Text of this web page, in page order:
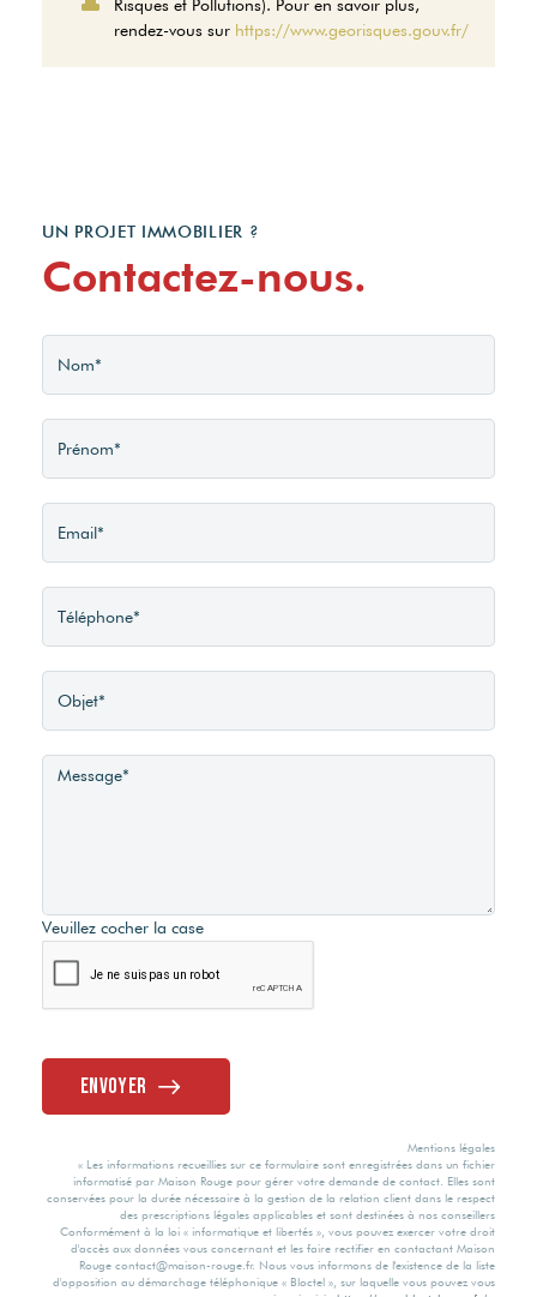
d'énergie pour un usage
standard entre 1300€ et
Risques et Pollutions). Pour en savoir plus,
rendez-vous sur https://www.georisques.gouv.fr/
UN PROJET IMMOBILIER ?
Contactez-nous.
Veuillez cocher la case
Envoyer
Mentions légales
« Les informations recueillies sur ce formulaire sont enregistrées dans un fichier
informatisé par Maison Rouge pour gérer votre demande de contact. Elles sont
conservées pour la durée nécessaire à la gestion de la relation client dans le respect
des prescriptions légales applicables et sont destinées à nos conseillers
Conformément à la loi « informatique et libertés », vous pouvez exercer votre droit
d'accès aux données vous concernant et les faire rectifier en contactant Maison
Rouge contact@maison-rouge.fr. Nous vous informons de l'existence de la liste
d'opposition au démarchage téléphonique « Bloctel », sur laquelle vous pouvez vous